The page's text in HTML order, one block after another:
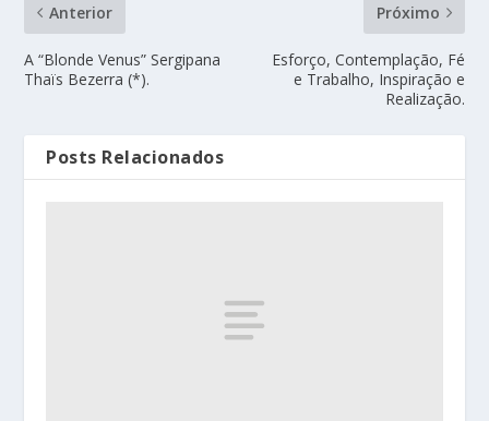
Anterior
A “Blonde Venus” Sergipana
Thaïs Bezerra (*).
Próximo
Esforço, Contemplação, Fé
e Trabalho, Inspiração e
Realização.
Posts Relacionados